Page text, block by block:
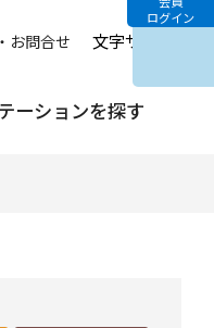
お問合せ 文字サイズ
ログイン
ーションを探す